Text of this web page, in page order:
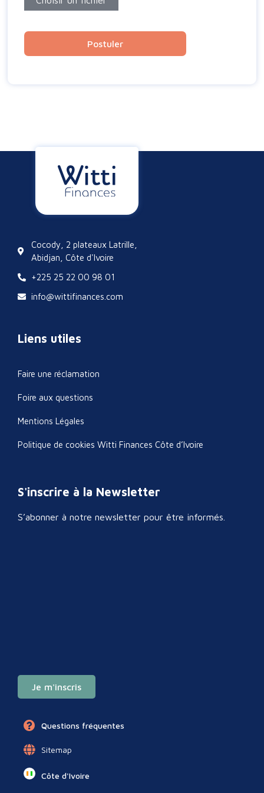
Postuler
Cocody, 2 plateaux Latrille,
Abidjan, Côte d'Ivoire
+225 25 22 00 98 01
info@wittifinances.com
Liens utiles
Faire une réclamation
Foire aux questions
Mentions Légales
Politique de cookies Witti Finances Côte d’Ivoire
S'inscrire à la Newsletter
S’abonner à notre newsletter pour être informés.
Je m'inscris
Questions fréquentes
Sitemap
Côte d'Ivoire